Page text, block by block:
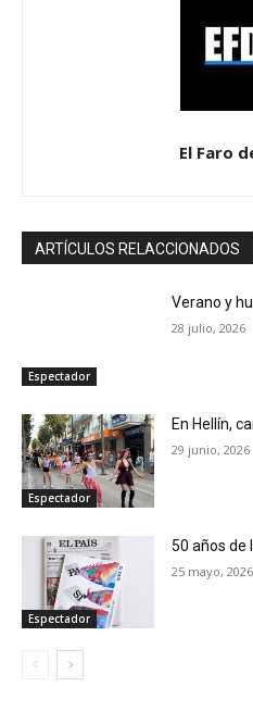
El Faro
ARTÍCULOS RELACCIONADOS
Espectador
Verano y
28 julio, 2026
Espectador
En Hellín,
29 junio, 2026
Espectador
50 años de
25 mayo, 2026